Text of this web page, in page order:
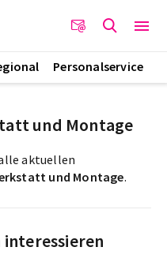
Personalservice
und Montage
aktuellen
und Montage.
interessieren